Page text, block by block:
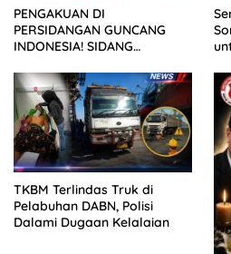
PENGAKUAN DI
PERSIDANGAN GUNCANG
INDONESIA! SIDANG
KELUARGA KORBAN
MENGAMUK DI PN MALANG
TKBM Terlindas Truk di
Pelabuhan DABN, Polisi
Dalami Dugaan Kelalaian